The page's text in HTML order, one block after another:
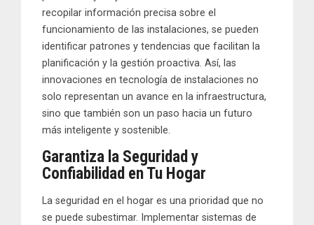
recopilar información precisa sobre el
funcionamiento de las instalaciones, se pueden
identificar patrones y tendencias que facilitan la
planificación y la gestión proactiva. Así, las
innovaciones en tecnología de instalaciones no
solo representan un avance en la infraestructura,
sino que también son un paso hacia un futuro
más inteligente y sostenible.
Garantiza la Seguridad y
Confiabilidad en Tu Hogar
La seguridad en el hogar es una prioridad que no
se puede subestimar. Implementar sistemas de